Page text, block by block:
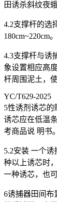
田诱杀斜纹夜
4.2支撑杆的选
180cm~220cm。
4.3支撑杆与诱
象设置相应高
杆周围泥土，
YC/T629-2025
5性诱剂诱芯的
诱芯应在低温
考商品说 明书。
5.2安装 一个
种以上诱芯时
一种诱芯，也
6诱捕器田间布